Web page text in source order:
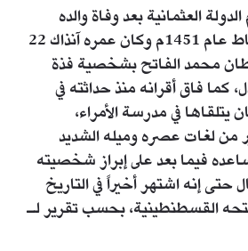
العثمانية بعد وفاة والده
بتاريخ 18 فبراير/شباط عام 1451م وكان عمره آنذاك 22
محمد الفاتح بشخصية فذة
كما فاق أقرانه منذ حداثته في
يتلقاها في مدرسة الأمراء،
من لغات عصره وميله الشديد
فيما بعد على إبراز شخصيته
حتى إنه اشتهر أخيراً في التاريخ
القسطنطينية، بحسب تقرير لـ